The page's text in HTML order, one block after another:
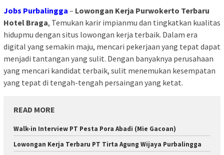
Jobs Purbalingga – Lowongan Kerja Purwokerto Terbaru
Hotel Braga, Temukan karir impianmu dan tingkatkan kualitas
hidupmu dengan situs lowongan kerja terbaik. Dalam era
digital yang semakin maju, mencari pekerjaan yang tepat dapat
menjadi tantangan yang sulit. Dengan banyaknya perusahaan
yang mencari kandidat terbaik, sulit menemukan kesempatan
yang tepat di tengah-tengah persaingan yang ketat.
READ MORE
Walk-in Interview PT Pesta Pora Abadi (Mie Gacoan)
Lowongan Kerja Terbaru PT Tirta Agung Wijaya Purbalingga